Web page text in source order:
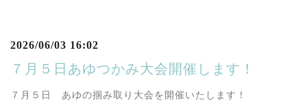
2026/06/03 16:02
７月５日あゆつかみ大会開催します！
７月５日 あゆの掴み取り大会を開催いたします！